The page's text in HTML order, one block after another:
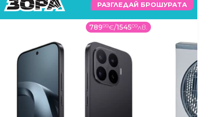
РАЗГЛЕДАЙ БРОШУРАТА
78999€/154509лв.